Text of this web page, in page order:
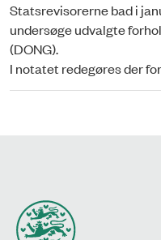
Statsrevisorerne bad i
undersøge udvalgte
(DONG).
I notatet redegøres der